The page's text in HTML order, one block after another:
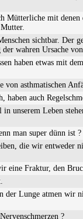
mit denen
sichtbar. Der
wahren Ursache
haben etwas mit
asthmatischen
haben auch
unserem Leben
man super dünn ist ?
die wir entweder
eine Fraktur, den
der Lunge atmen wir
?